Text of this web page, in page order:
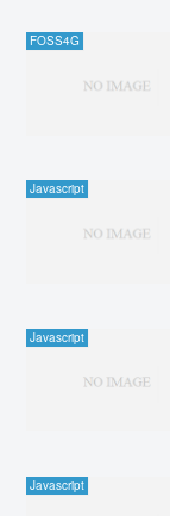
FOSS4G
Javascript
Javascript
Javascript